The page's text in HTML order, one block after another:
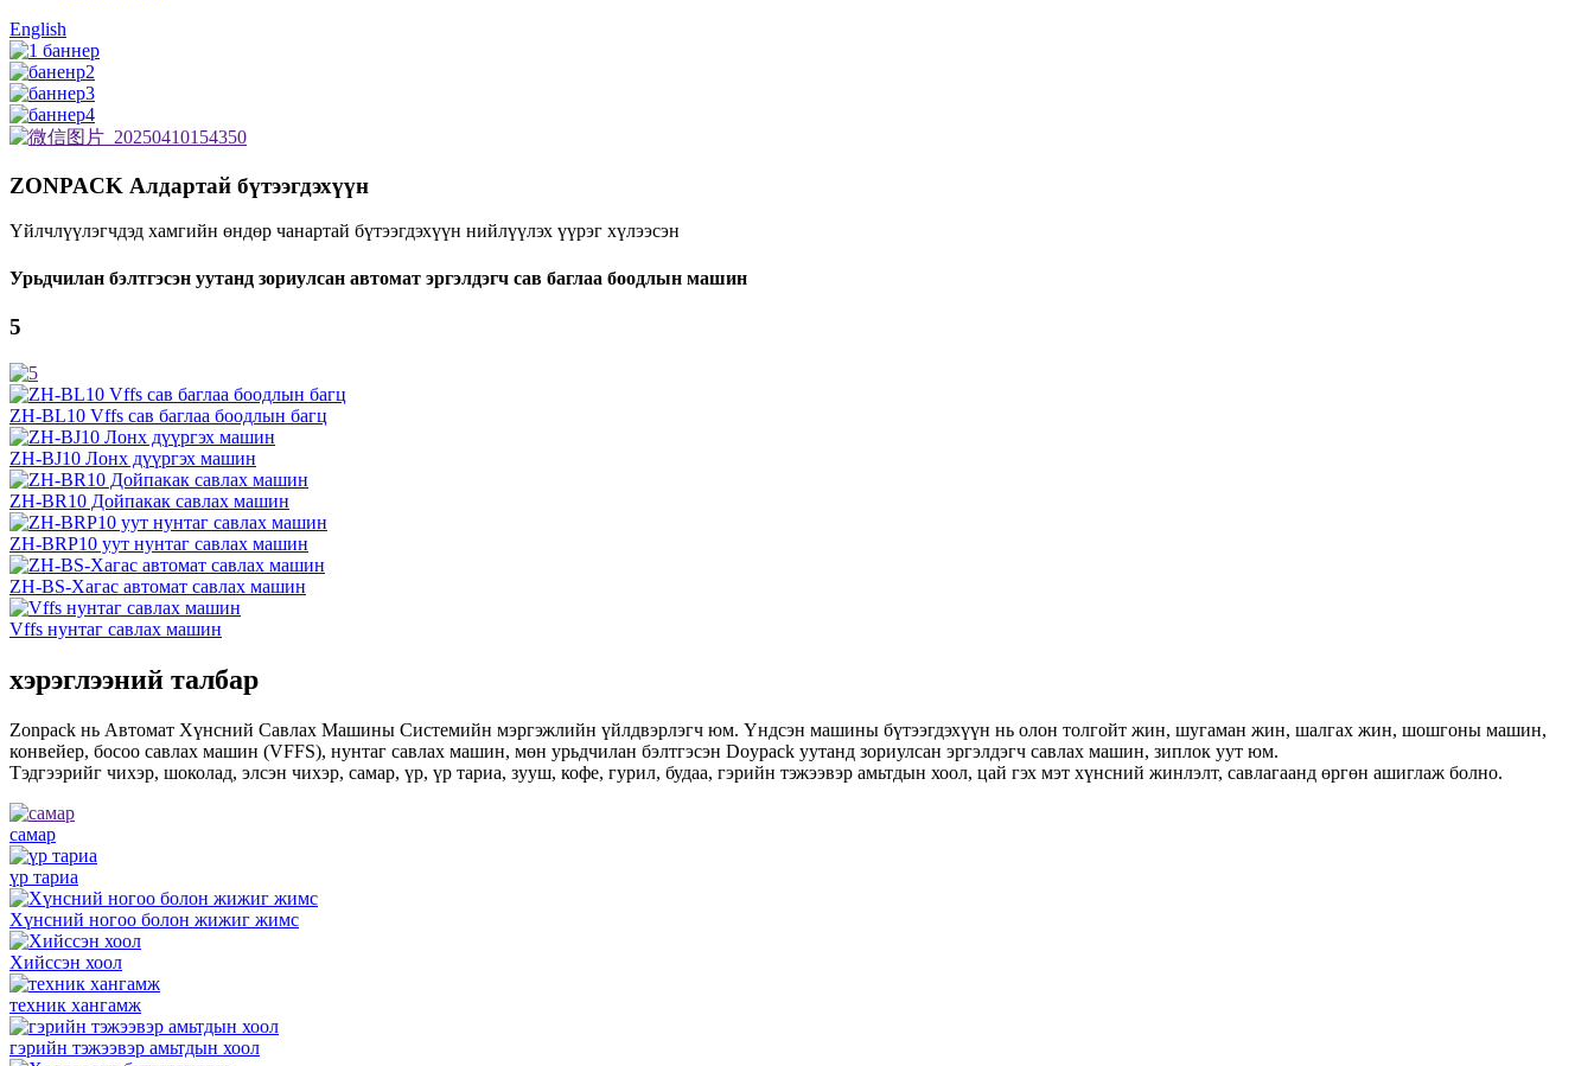
English
ZONPACK Алдартай бүтээгдэхүүн
Үйлчлүүлэгчдэд хамгийн өндөр чанартай бүтээгдэхүүн нийлүүлэх үүрэг хүлээсэн
Урьдчилан бэлтгэсэн уутанд зориулсан автомат эргэлдэгч сав баглаа боодлын машин
5
ZH-BL10 Vffs сав баглаа боодлын багц
ZH-BJ10 Лонх дүүргэх машин
ZH-BR10 Дойпакак савлах машин
ZH-BRP10 уут нунтаг савлах машин
ZH-BS-Хагас автомат савлах машин
Vffs нунтаг савлах машин
хэрэглээний талбар
Zonpack нь Автомат Хүнсний Савлах Машины Системийн мэргэжлийн үйлдвэрлэгч юм. Үндсэн машины бүтээгдэхүүн нь олон толгойт жин, шугаман жин, шалгах жин, шошгоны машин,
конвейер, босоо савлах машин (VFFS), нунтаг савлах машин, мөн урьдчилан бэлтгэсэн Doypack уутанд зориулсан эргэлдэгч савлах машин, зиплок уут юм.
Тэдгээрийг чихэр, шоколад, элсэн чихэр, самар, үр, үр тариа, зууш, кофе, гурил, будаа, гэрийн тэжээвэр амьтдын хоол, цай гэх мэт хүнсний жинлэлт, савлагаанд өргөн ашиглаж болно.
самар
үр тариа
Хүнсний ногоо болон жижиг жимс
Хийссэн хоол
техник хангамж
гэрийн тэжээвэр амьтдын хоол